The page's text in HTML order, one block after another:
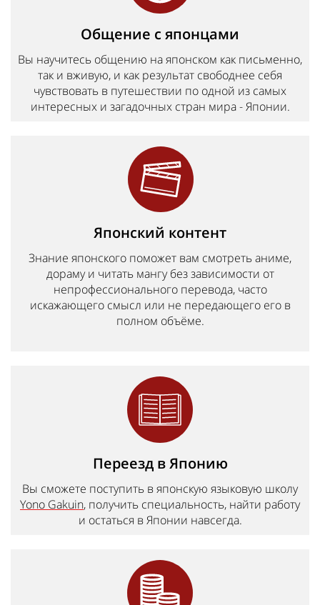
Общение с японцами
Вы научитесь общению на японском как письменно,
так и вживую, и как результат свободнее себя
чувствовать в путешествии по одной из самых
интересных и загадочных стран мира - Японии.
Японский контент
Знание японского поможет вам смотреть аниме,
дораму и читать мангу без зависимости от
непрофессионального перевода, часто
искажающего смысл или не передающего его в
полном объёме.
Переезд в Японию
Вы сможете поступить в японскую языковую школу
Yono Gakuin, получить специальность, найти работу
и остаться в Японии навсегда.